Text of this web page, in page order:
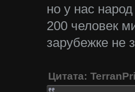
но у нас
200 человек
зарубежке не
Цитата: